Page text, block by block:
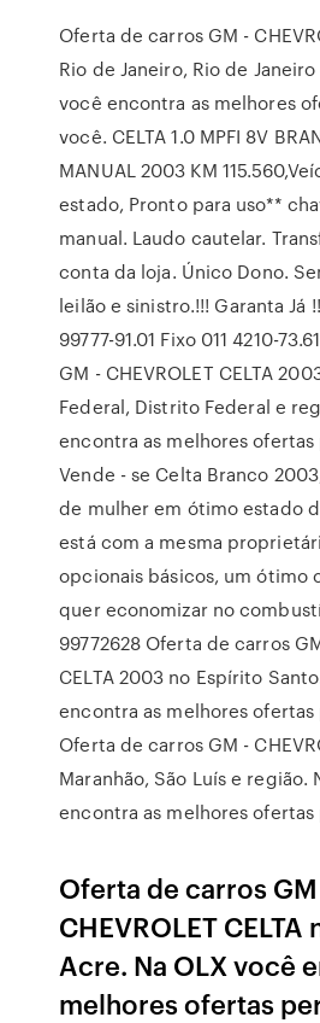
Oferta de carros GM -
Rio de Janeiro, Rio de
você encontra as melhores
você. CELTA 1.0 MPFI 8V
MANUAL 2003 KM
estado, Pronto para uso**
manual. Laudo cautelar.
conta da loja. Único Dono.
leilão e sinistro.!!! Garanta Já
99777-91.01 Fixo 011 4210-
GM - CHEVROLET CELTA
Federal, Distrito Federal e
encontra as melhores
Vende - se Celta Branco
de mulher em ótimo estado
está com a mesma
opcionais básicos, um ótimo
quer economizar no
99772628 Oferta de carros
CELTA 2003 no Espírito
encontra as melhores
Oferta de carros GM -
Maranhão, São Luís e região.
encontra as melhores
Oferta de carros
CHEVROLET CELTA
Acre. Na OLX você
melhores ofertas